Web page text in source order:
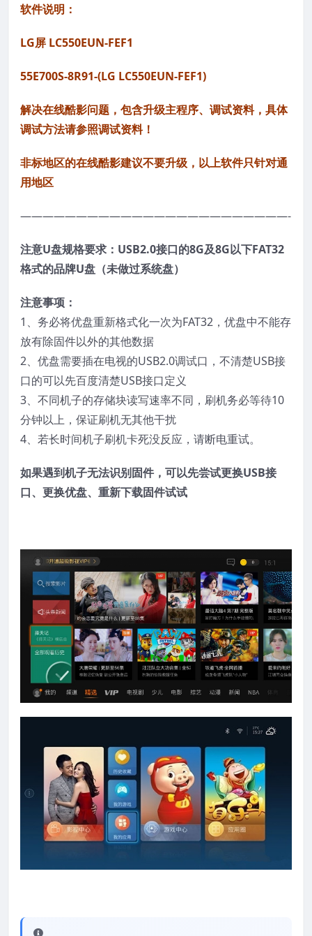
软件说明：
LG屏 LC550EUN-FEF1
55E700S-8R91-(LG LC550EUN-FEF1)
解决在线酷影问题，包含升级主程序、调试资料，具体
调试方法请参照调试资料！
非标地区的在线酷影建议不要升级，以上软件只针对通
用地区
————————————————————————-
注意U盘规格要求：USB2.0接口的8G及8G以下FAT32
格式的品牌U盘（未做过系统盘）
注意事项：
1、务必将优盘重新格式化一次为FAT32，优盘中不能存
放有除固件以外的其他数据
2、优盘需要插在电视的USB2.0调试口，不清楚USB接
口的可以先百度清楚USB接口定义
3、不同机子的存储块读写速率不同，刷机务必等待10
分钟以上，保证刷机无其他干扰
4、若长时间机子刷机卡死没反应，请断电重试。
如果遇到机子无法识别固件，可以先尝试更换USB接
口、更换优盘、重新下载固件试试